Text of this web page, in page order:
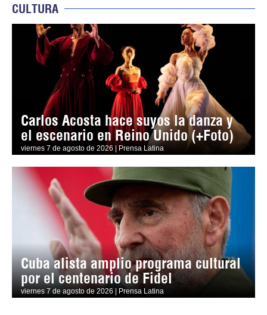
CULTURA
Carlos Acosta hace suyos la danza y
el escenario en Reino Unido (+Foto)
viernes 7 de agosto de 2026 | Prensa Latina
Cuba alista amplio programa cultural
por el centenario de Fidel
viernes 7 de agosto de 2026 | Prensa Latina